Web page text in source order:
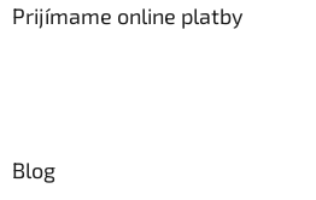
Prijímame online platby
Blog